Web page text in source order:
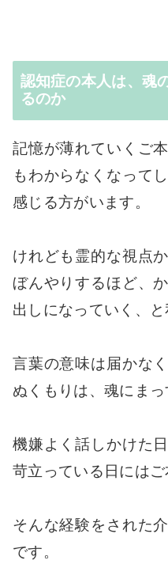
認知症の本人は、魂
るのか
記憶が薄れていくご
もわからなくなって
感じる方がいます。
けれども霊的な視点
ぼんやりするほど、
出しになっていく、と
言葉の意味は届かな
ぬくもりは、魂にまっ
機嫌よく話しかけた
苛立っている日にはご
そんな経験をされた
です。